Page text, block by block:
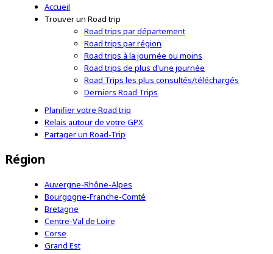
Accueil
Trouver un Road trip
Road trips par département
Road trips par région
Road trips à la journée ou moins
Road trips de plus d'une journée
Road Trips les plus consultés/téléchargés
Derniers Road Trips
Planifier votre Road trip
Relais autour de votre GPX
Partager un Road-Trip
Région
Auvergne-Rhône-Alpes
Bourgogne-Franche-Comté
Bretagne
Centre-Val de Loire
Corse
Grand Est